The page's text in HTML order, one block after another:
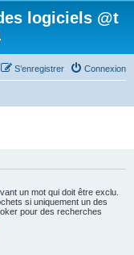
logiciels @t
Connexion
S’enregistrer
un mot qui doit être exclu.
si uniquement un des
pour des recherches